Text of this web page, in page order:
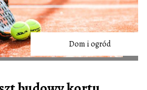
Dom i ogród